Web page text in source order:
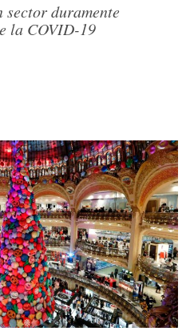
sector duramente
la COVID-19